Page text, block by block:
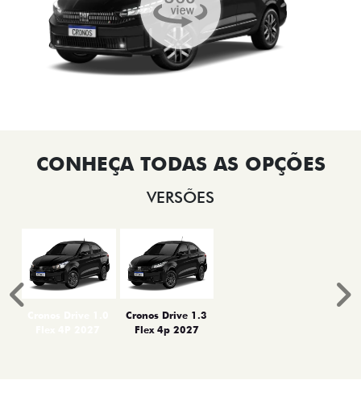
VERSÕES
Cronos Drive 1.3
Flex 4p 2027
Anterior